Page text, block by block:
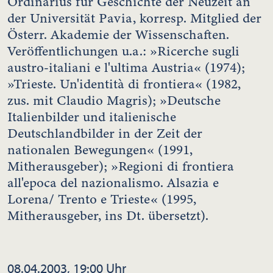
der Universität Pavia, korresp. Mitglied der
Österr. Akademie der Wissenschaften.
Veröffentlichungen u.a.: »Ricerche sugli
austro-italiani e l'ultima Austria« (1974);
»Trieste. Un'identità di frontiera« (1982,
zus. mit Claudio Magris); »Deutsche
Italienbilder und italienische
Deutschlandbilder in der Zeit der
nationalen Bewegungen« (1991,
Mitherausgeber); »Regioni di frontiera
all'epoca del nazionalismo. Alsazia e
Lorena/ Trento e Trieste« (1995,
Mitherausgeber, ins Dt. übersetzt).
08.04.2003, 19:00 Uhr